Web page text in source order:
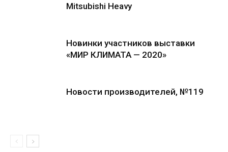
Mitsubishi Heavy
Новинки участников выставки
«МИР КЛИМАТА — 2020»
Новости производителей, №119